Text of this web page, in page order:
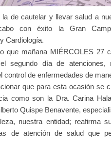
de cautelar y llevar salud a
con éxito la Gran
Cardiología.
que mañana MIÉRCOLES 27
segundo día de atenciones,
control de enfermedades de
que para esta ocasión se
como son la Dra. Carina
Quispe Benavente,
nuestra entidad; reafirma
de atención de salud que